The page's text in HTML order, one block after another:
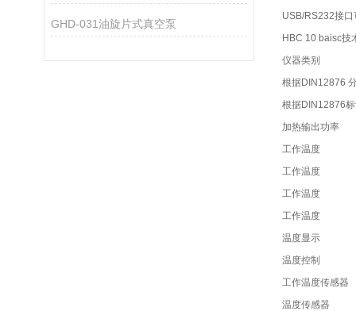
GHD-031油旋片式真空泵
USB/RS232接
HBC 10 baisc技
仪器类别
根据DIN12876
根据DIN12876
加热输出功率
工作温度
工作温度
工作温度
工作温度
温度显示
温度控制
工作温度传感器
温度传感器